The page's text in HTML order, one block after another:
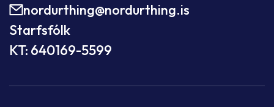
nordurthing@nordurthing.is
Starfsfólk
KT: 640169-5599